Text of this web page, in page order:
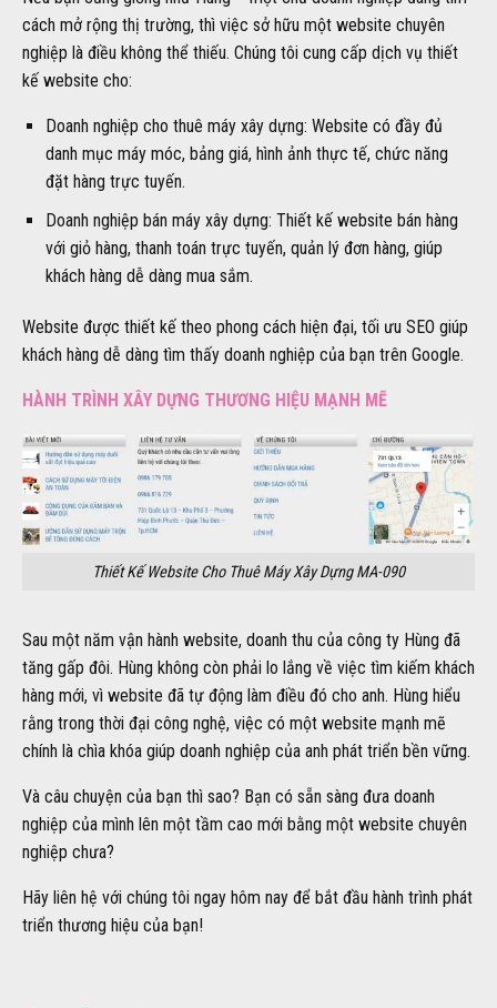
cách mở rộng thị trường, thì việc sở hữu một website chuyên
nghiệp là điều không thể thiếu. Chúng tôi cung cấp dịch vụ thiết
kế website cho:
Doanh nghiệp cho thuê máy xây dựng: Website có đầy đủ
danh mục máy móc, bảng giá, hình ảnh thực tế, chức năng
đặt hàng trực tuyến.
Doanh nghiệp bán máy xây dựng: Thiết kế website bán hàng
với giỏ hàng, thanh toán trực tuyến, quản lý đơn hàng, giúp
khách hàng dễ dàng mua sắm.
Website được thiết kế theo phong cách hiện đại, tối ưu SEO giúp
khách hàng dễ dàng tìm thấy doanh nghiệp của bạn trên Google.
HÀNH TRÌNH XÂY DỰNG THƯƠNG HIỆU MẠNH MẼ
Thiết Kế Website Cho Thuê Máy Xây Dựng MA-090
Sau một năm vận hành website, doanh thu của công ty Hùng đã
tăng gấp đôi. Hùng không còn phải lo lắng về việc tìm kiếm khách
hàng mới, vì website đã tự động làm điều đó cho anh. Hùng hiểu
rằng trong thời đại công nghệ, việc có một website mạnh mẽ
chính là chìa khóa giúp doanh nghiệp của anh phát triển bền vững.
Và câu chuyện của bạn thì sao? Bạn có sẵn sàng đưa doanh
nghiệp của mình lên một tầm cao mới bằng một website chuyên
nghiệp chưa?
Hãy liên hệ với chúng tôi ngay hôm nay để bắt đầu hành trình phát
triển thương hiệu của bạn!